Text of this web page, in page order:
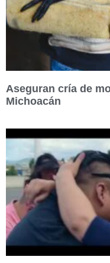
Aseguran cría de
Michoacán